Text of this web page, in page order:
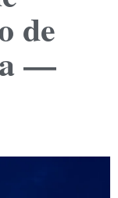
de
—